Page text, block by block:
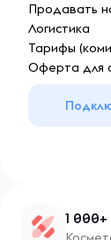
Продавать
Логистика
Тарифы
Оферта для
1 000+